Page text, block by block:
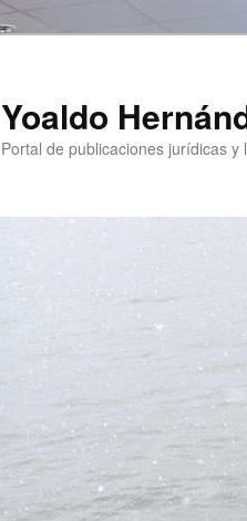
Yoaldo
Portal de publicaciones jurídicas y